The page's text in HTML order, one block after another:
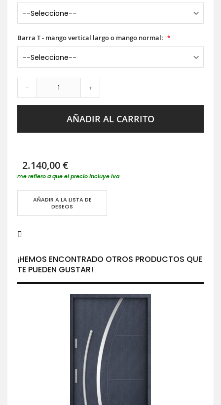
Barra T - mango vertical largo o mango normal:
- +
AÑADIR AL CARRITO
2.140,00 €
me refiero a que el precio incluye iva
AÑADIR A LA LISTA DE
DESEOS
¡HEMOS ENCONTRADO OTROS PRODUCTOS QUE
TE PUEDEN GUSTAR!